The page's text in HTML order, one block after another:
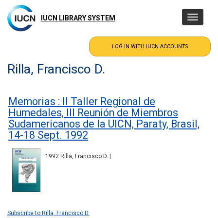
main
content
IUCN LIBRARY SYSTEM
Toggle
Rilla, Francisco D.
Memorias : II Taller Regional de
Humedales, III Reunión de Miembros
Sudamericanos de la UICN, Paraty, Brasil,
14-18 Sept. 1992
1992 Rilla, Francisco D. |
Subscribe to Rilla, Francisco D.